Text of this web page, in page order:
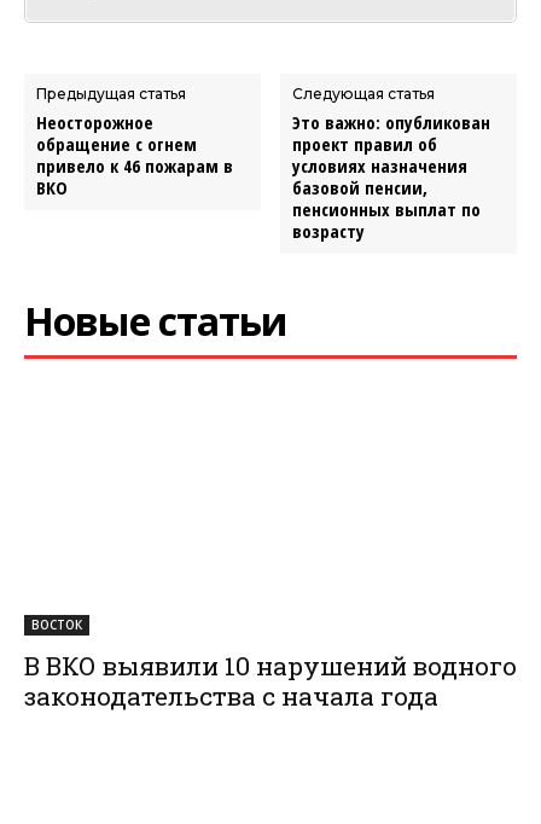
Предыдущая статья
Неосторожное
обращение с огнем
привело к 46 пожарам в
ВКО
Следующая статья
Это важно: опубликован
проект правил об
условиях назначения
базовой пенсии,
пенсионных выплат по
возрасту
Новые статьи
ВОСТОК
В ВКО выявили 10 нарушений водного
законодательства с начала года